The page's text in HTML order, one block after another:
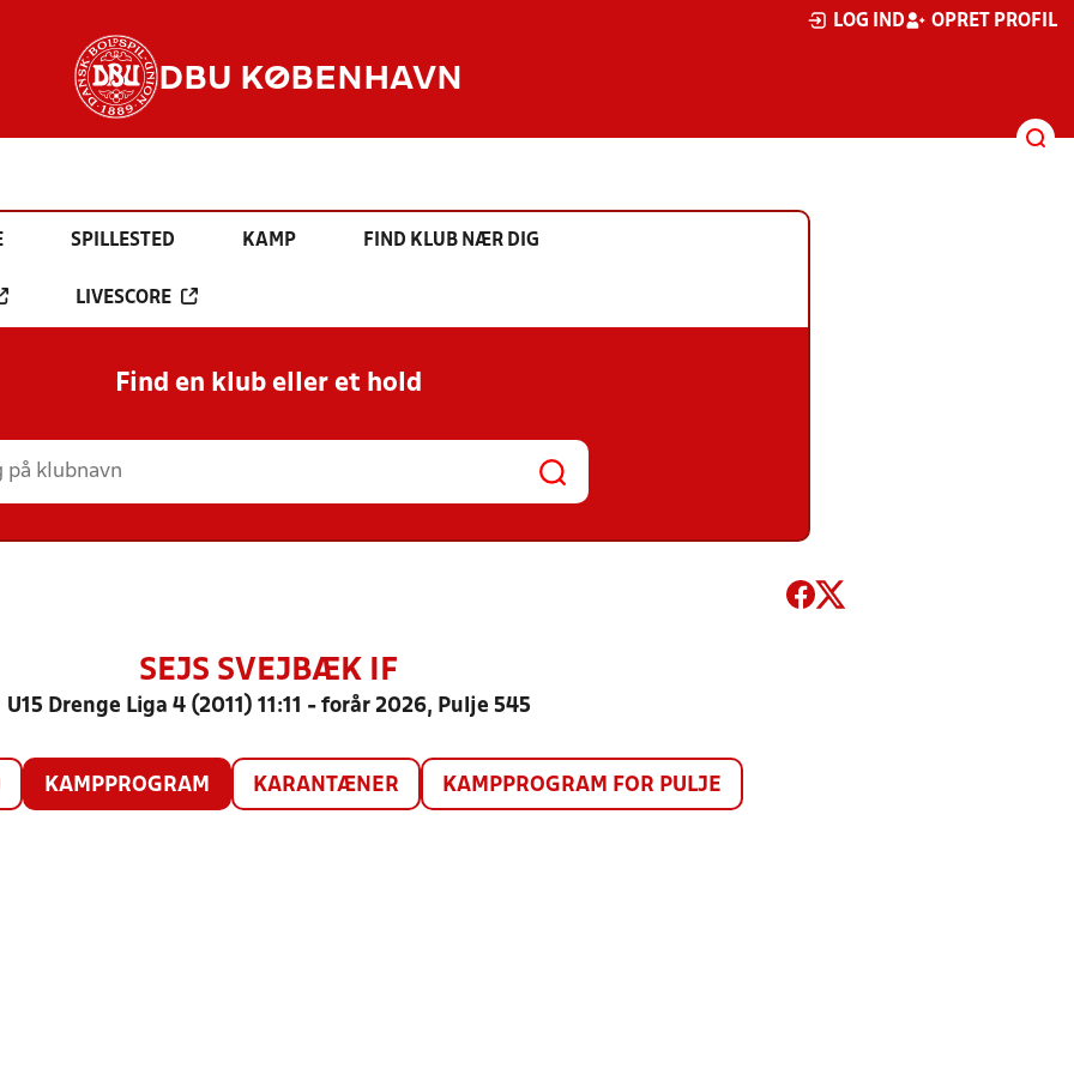
LOG IND OPRET PROFIL
DBU KØBENHAVN
SPILLESTED KAMP FIND KLUB NÆR DIG
LIVESCORE
Find en klub eller et hold
SEJS SVEJBÆK IF
U15 Drenge Liga 4 (2011) 11:11 - forår 2026, Pulje 545
KAMPPROGRAM KARANTÆNER KAMPPROGRAM FOR PULJE